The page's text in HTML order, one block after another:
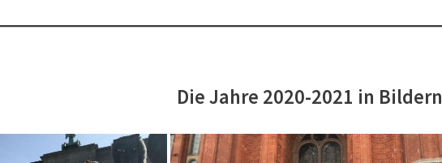
Die Jahre 2020-2021 in Bildern